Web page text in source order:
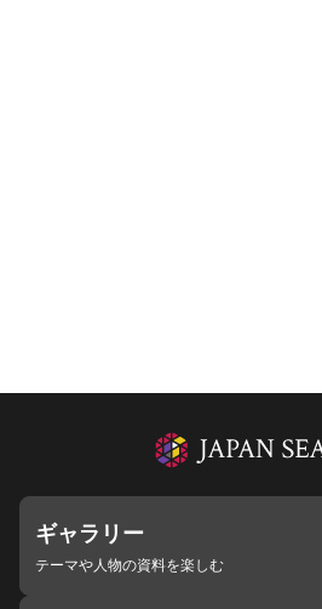
ギャラリー
テーマや人物の資料を楽しむ